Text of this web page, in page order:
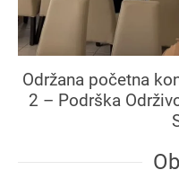
Održana početna
2 – Podrška